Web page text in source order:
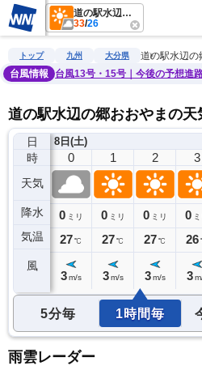
道の駅水辺の郷おおやま
33/26
雨雲レーダー 台風情報 地震情報
トップ 九州 大分県
道の駅水辺の
台風情報
台風13号・15号｜今後の予想進
道の駅水辺の郷おおやまの天
日
時
天気
降水
気温
風
7日(金)
23
0ミリ
28℃
8日(土)
0
0 ミリ
27℃
3 m/s
1
0 ミリ
27℃
3 m/s
2
0 ミリ
27℃
3 m/s
3
0
26
3
5分毎 1時間毎
雨雲レーダー